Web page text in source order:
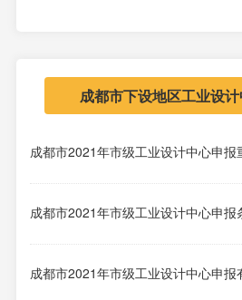
成都市下设地区工业设
成都市2021年市级工业设计中心申报
成都市2021年市级工业设计中心申报
成都市2021年市级工业设计中心申报